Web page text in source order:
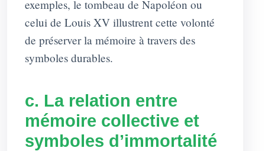
exemples, le tombeau de Napoléon ou
celui de Louis XV illustrent cette volonté
de préserver la mémoire à travers des
symboles durables.
c. La relation entre
mémoire collective et
symboles d’immortalité